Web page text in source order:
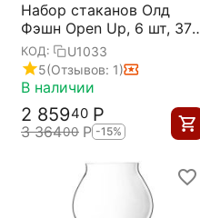
Набор стаканов Олд
Фэшн Open Up, 6 шт, 370
мл, D73/93 мм, H90 мм,
Chef&Sommelier
КОД:
U1033
5(Отзывов: 1)
В наличии
2 85940 Р
3 36400 Р -15%